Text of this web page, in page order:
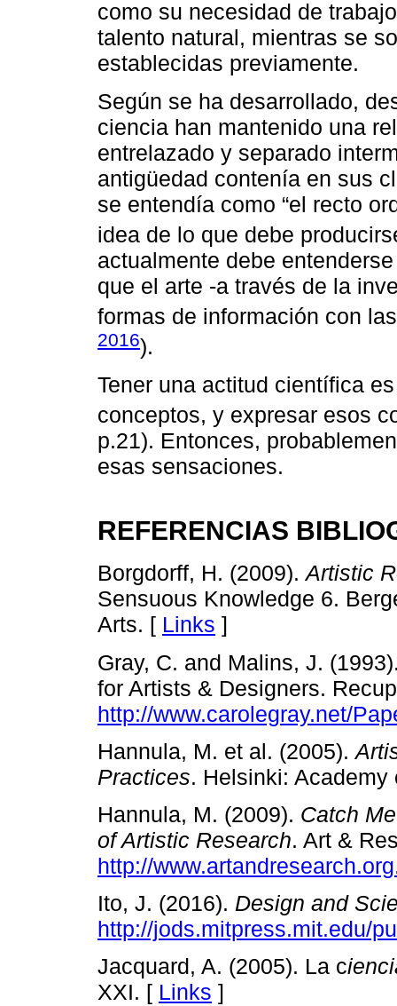
como su necesidad de
talento natural, mientras se
establecidas previamente.
Según se ha desarrollado,
ciencia han mantenido una
entrelazado y separado
antigüedad contenía en sus
se entendía como “el recto
idea de lo que debe
actualmente debe
que el arte -a través de la
formas de información con
2016).
Tener una actitud científica
conceptos, y expresar esos
p.21). Entonces,
esas sensaciones.
REFERENCIAS
Borgdorff, H. (2009).Artistic
Sensuous Knowledge 6.
Arts. [ Links ]
Gray, C. and Malins, J.
for Artists & Designers.
http://www.carolegray.net/
Hannula, M. et al. (2005).
Practices. Helsinki:
Hannula, M. (2009). Catch
of Artistic Research. Art &
http://
Ito, J. (2016). Design and
http://jods.mitpress.mit.edu/
Jacquard, A. (2005). La c
XXI. [ Links ]